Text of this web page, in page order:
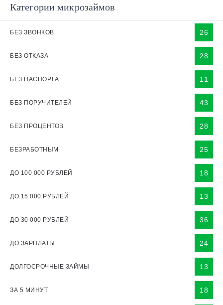
Категории микрозаймов
БЕЗ ЗВОНКОВ 26
БЕЗ ОТКАЗА 28
БЕЗ ПАСПОРТА 11
БЕЗ ПОРУЧИТЕЛЕЙ 43
БЕЗ ПРОЦЕНТОВ 28
БЕЗРАБОТНЫМ 25
ДО 100 000 РУБЛЕЙ 18
ДО 15 000 РУБЛЕЙ 13
ДО 30 000 РУБЛЕЙ 36
ДО ЗАРПЛАТЫ 24
ДОЛГОСРОЧНЫЕ ЗАЙМЫ 13
ЗА 5 МИНУТ 18